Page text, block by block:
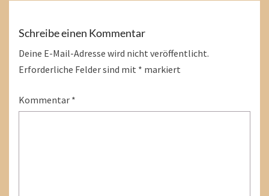
Schreibe einen Kommentar
Deine E-Mail-Adresse wird nicht veröffentlicht.
Erforderliche Felder sind mit * markiert
Kommentar *